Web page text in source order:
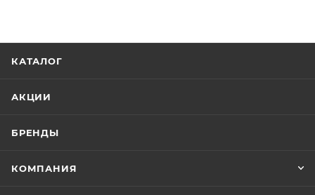
КАТАЛОГ
АКЦИИ
БРЕНДЫ
КОМПАНИЯ